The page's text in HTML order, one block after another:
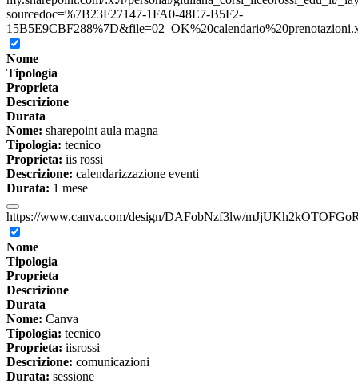
sourcedoc=%7B23F27147-1FA0-48E7-B5F2-
Nome
Tipologia
Proprieta
Descrizione
Durata
Nome: sharepoint aula magna
Tipologia: tecnico
Proprieta: iis rossi
Descrizione: calendarizzazione eventi
Durata: 1 mese
https://www.canva.com/design/DAFobNzf3lw/
Nome
Tipologia
Proprieta
Descrizione
Durata
Nome: Canva
Tipologia: tecnico
Proprieta: iisrossi
Descrizione: comunicazioni
Durata: sessione